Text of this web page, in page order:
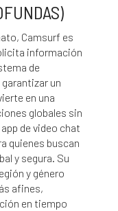
Camsurf es
información
de
un
en una
globales sin
de video chat
quienes buscan
y segura. Su
y género
afines,
en tiempo